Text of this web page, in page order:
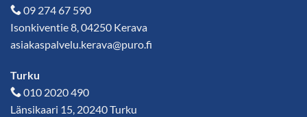
09 274 67 590
Isonkiventie 8, 04250 Kerava
asiakaspalvelu.kerava@puro.fi
Turku
010 2020 490
Länsikaari 15, 20240 Turku